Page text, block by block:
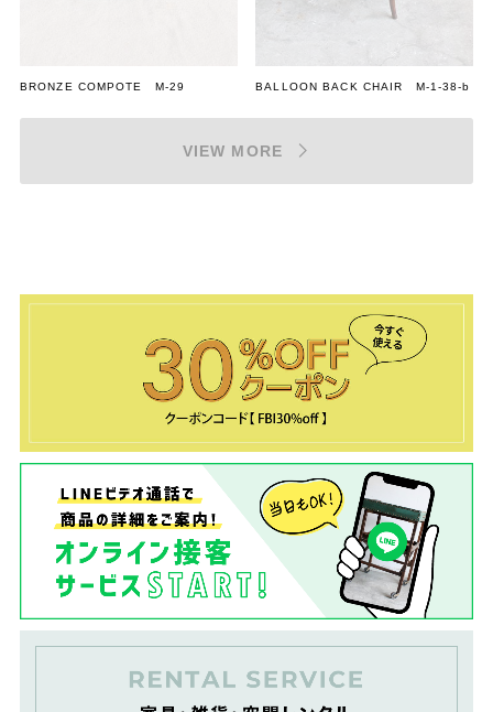
BRONZE COMPOTE M-29 BALLOON BACK CHAIR M-1-38-b
VIEW MORE